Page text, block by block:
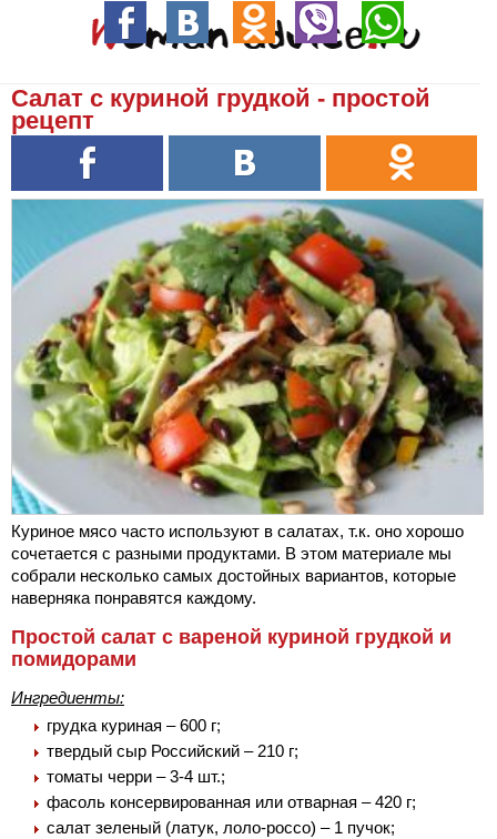
Салат с куриной грудкой - простой
рецепт
Куриное мясо часто используют в салатах, т.к. оно хорошо
сочетается с разными продуктами. В этом материале мы
собрали несколько самых достойных вариантов, которые
наверняка понравятся каждому.
Простой салат с вареной куриной грудкой и
помидорами
Ингредиенты:
грудка куриная – 600 г;
твердый сыр Российский – 210 г;
томаты черри – 3-4 шт.;
фасоль консервированная или отварная – 420 г;
салат зеленый (латук, лоло-россо) – 1 пучок;